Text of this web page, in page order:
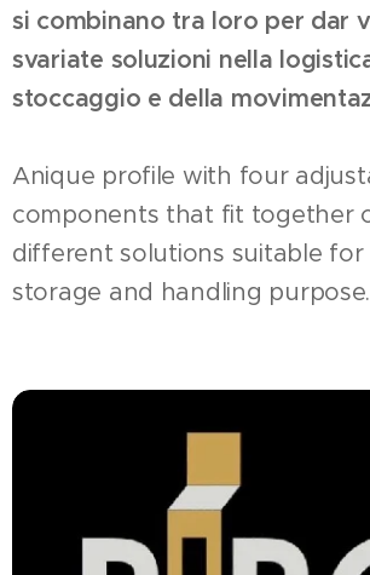
si combinano tra loro per dar
svariate soluzioni nella
stoccaggio e della
Anique profile with four
components that fit together
different solutions suitable for
storage and handling purpose.